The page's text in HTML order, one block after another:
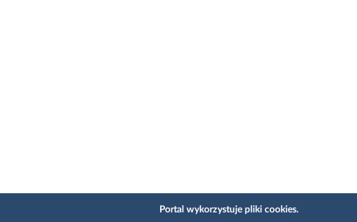
Portal wykorzystuje pliki cookies.